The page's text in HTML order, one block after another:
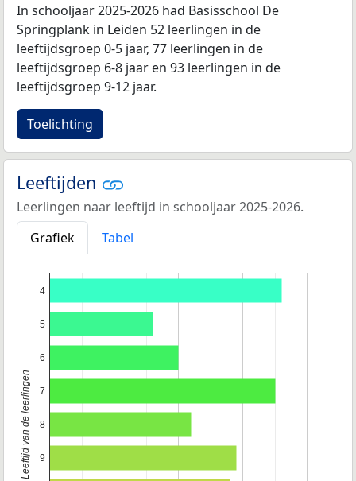
In schooljaar 2025-2026 had Basisschool De
Springplank in Leiden 52 leerlingen in de
leeftijdsgroep 0-5 jaar, 77 leerlingen in de
leeftijdsgroep 6-8 jaar en 93 leerlingen in de
leeftijdsgroep 9-12 jaar.
Toelichting
Leeftijden
Leerlingen naar leeftijd in schooljaar 2025-2026.
Grafiek
Tabel
4
5
6
7
8
9
Leeftijd van de leerlingen